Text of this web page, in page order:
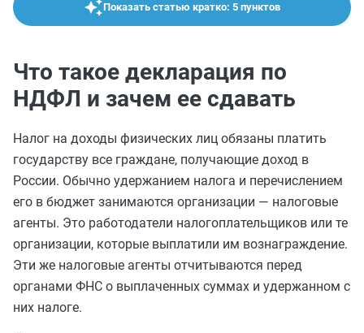
Показать статью кратко: 5 пунктов
Что такое декларация по
НДФЛ и зачем ее сдавать
Налог на доходы физических лиц обязаны платить
государству все граждане, получающие доход в
России. Обычно удержанием налога и перечислением
его в бюджет занимаются организации — налоговые
агенты. Это работодатели налогоплательщиков или те
организации, которые выплатили им вознаграждение.
Эти же налоговые агенты отчитываются перед
органами ФНС о выплаченных суммах и удержанном с
них налоге.